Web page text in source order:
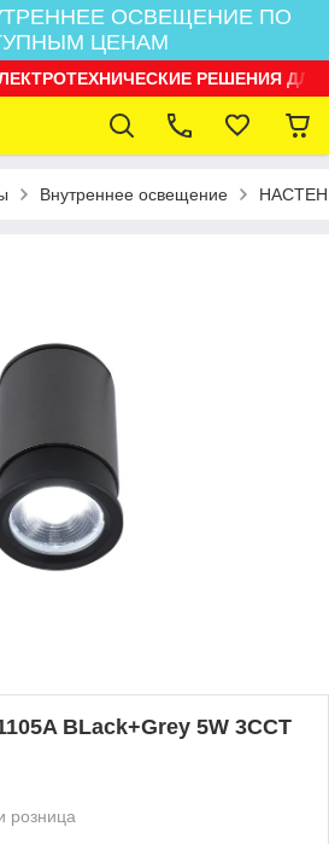
ОСВЕЩЕНИЕ ПО
ЦЕНАМ
РЕШЕНИЯ
Внутреннее освещение
BLack+Grey 5W 3CCT
розница